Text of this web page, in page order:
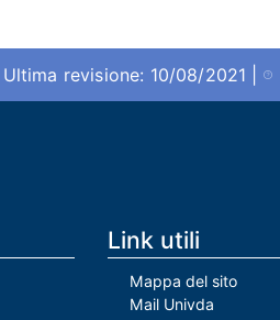
Ultima revisione: 10/08/2021 |
Link utili
Mappa del sito
Mail Univda